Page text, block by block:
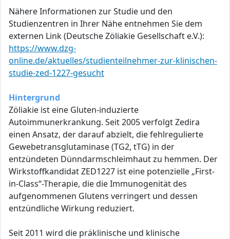
Nähere Informationen zur Studie und den
Studienzentren in Ihrer Nähe entnehmen Sie dem
externen Link (Deutsche Zöliakie Gesellschaft e.V.):
https://www.dzg-
online.de/aktuelles/studienteilnehmer-zur-klinischen-
studie-zed-1227-gesucht
Hintergrund
Zöliakie ist eine Gluten-induzierte
Autoimmunerkrankung. Seit 2005 verfolgt Zedira
einen Ansatz, der darauf abzielt, die fehlregulierte
Gewebetransglutaminase (TG2, tTG) in der
entzündeten Dünndarmschleimhaut zu hemmen. Der
Wirkstoffkandidat ZED1227 ist eine potenzielle „First-
in-Class“-Therapie, die die Immunogenität des
aufgenommenen Glutens verringert und dessen
entzündliche Wirkung reduziert.
Seit 2011 wird die präklinische und klinische